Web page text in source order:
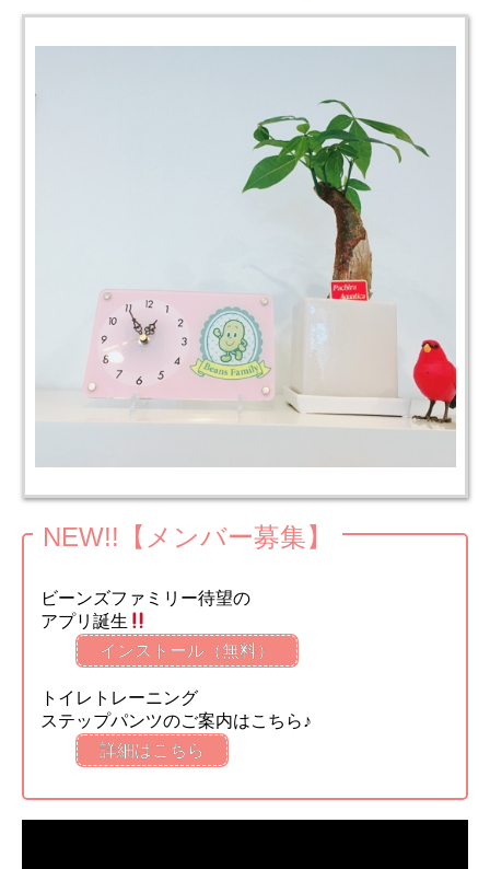
NEW!!【メンバー募集】
ビーンズファミリー待望の
アプリ誕生
インストール（無料）
トイレトレーニング
ステップパンツのご案内はこちら♪
詳細はこちら